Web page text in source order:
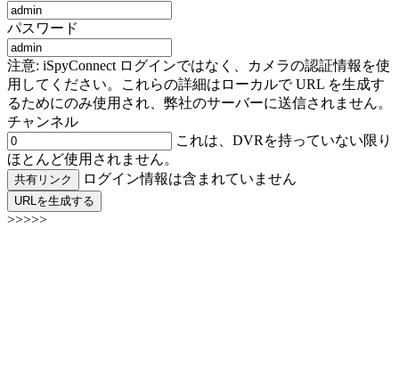
パスワード
注意: iSpyConnect ログインではなく、カメラの認証情報を使
用してください。これらの詳細はローカルで URL を生成す
るためにのみ使用され、弊社のサーバーに送信されません。
チャンネル
これは、DVRを持っていない限り
ほとんど使用されません。
共有リンク ログイン情報は含まれていません
URLを生成する
>>>>>